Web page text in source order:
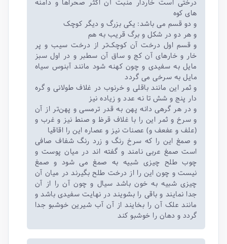
درختی است خاردار منبت آن اکثر صحراها و دامنه
های کوه
و دو قسم می باشد: یکی بزرگ و دیگر کوچک
و هر دو در شکل و برگ قریب به هم
و قسم اول درخت آن کوچک‌تر از درخت سیب و پر
خار و خارهای آن کج و ساق آن سطبر و در اول سبز
مایل به سفیدی و چون کهنه شود مانند آبنوس سیاه
مایل به سرخی می گردد
و ثمر این مانند باقلی و خرنوب در غلاف طولانی و گره
دار پنج و شش تا نه عدد و زیاده نیز
و در هر گرهی دانه پهن به قدر ترمسی و پهن‌تر از آن
و سرخ و ثمر این را با غلاف قرظ و صنط نیز و غرب و
(علف و عفعف و) عصنات نیز و عصاره این را اقاقیا
و صمغ این را که سرخ رنگ و زرد رنگ شفاف صافی
است صمغ عربی نامند و گفته اند در میان پوست و
چوب طلح چیزی شبیه به صمغ می شود و صمغ
نیست و چون این را از درخت طلح بگیرند در میان آن
چیزی شبیه به خون باشد سیال و چون آن را از آن
جدا نمایند و باقی را بشویند در نهایت سفیدی باشد و
مانند علک آن را بخایند از آن آب شیرین خوشبو جدا
گردد و دهان را خوشبو کند